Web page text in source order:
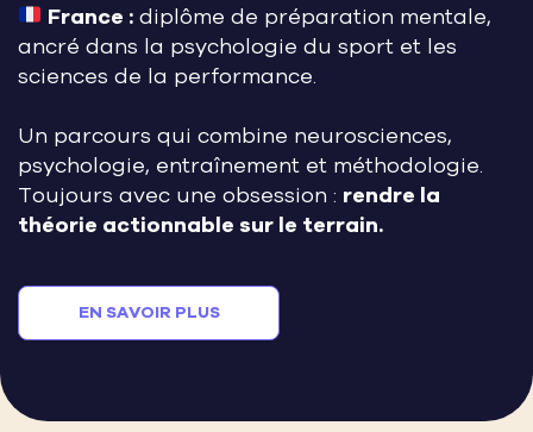
France :diplôme de préparation mentale,
ancré dans la psychologie du sport et les
sciences de la performance.
Un parcours qui combine neurosciences,
psychologie, entraînement et méthodologie.
Toujours avec une obsession : rendre la
théorie actionnable sur le terrain.
EN SAVOIR PLUS